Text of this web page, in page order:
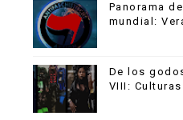
Panorama
mundial:
De los
VIII: